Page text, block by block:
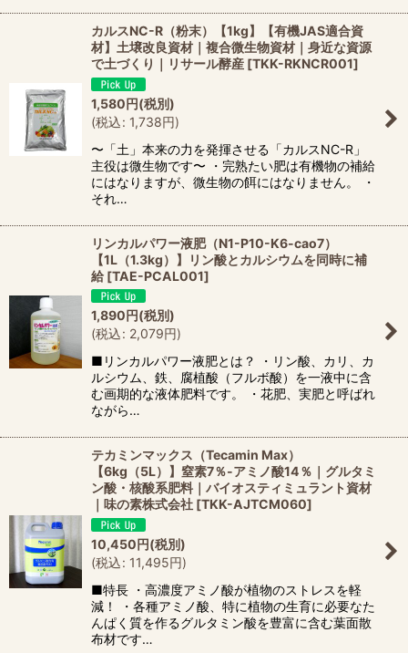
カルスNC-R（粉末）【1kg】【有機JAS適合資
材】土壌改良資材｜複合微生物資材｜身近な資源
で土づくり｜リサール酵産 [TKK-RKNCR001]
1,580円(税別)
(税込: 1,738円)
〜「土」本来の力を発揮させる「カルスNC-R」
主役は微生物です〜 ・完熟たい肥は有機物の補給
にはなりますが、微生物の餌にはなりません。 ・
それ…
リンカルパワー液肥（N1-P10-K6-cao7）
【1L（1.3kg）】リン酸とカルシウムを同時に補
給 [TAE-PCAL001]
1,890円(税別)
(税込: 2,079円)
■リンカルパワー液肥とは？ ・リン酸、カリ、カ
ルシウム、鉄、腐植酸（フルボ酸）を一液中に含
む画期的な液体肥料です。 ・花肥、実肥と呼ばれ
ながら…
テカミンマックス（Tecamin Max）
【6kg（5L）】窒素7％-アミノ酸14％｜グルタミ
ン酸・核酸系肥料｜バイオスティミュラント資材
｜味の素株式会社 [TKK-AJTCM060]
10,450円(税別)
(税込: 11,495円)
■特長 ・高濃度アミノ酸が植物のストレスを軽
減！ ・各種アミノ酸、特に植物の生育に必要なた
んぱく質を作るグルタミン酸を豊富に含む葉面散
布材です…